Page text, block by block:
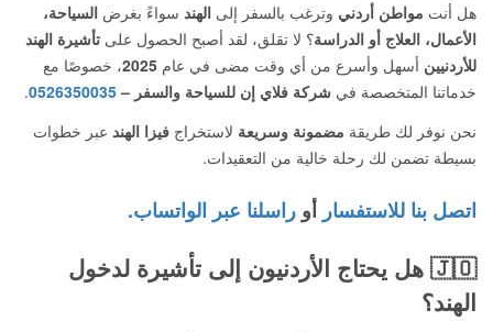
هل أنت مواطن أردني وترغب بالسفر إلى الهند سواءً بغرض السياحة،
الأعمال، العلاج أو الدراسة؟ لا تقلق، لقد أصبح الحصول على تأشيرة الهند
للأردنيين أسهل وأسرع من أي وقت مضى في عام 2025، خصوصًا مع
خدماتنا المتخصصة في شركة فلاي إن للسياحة والسفر –0526350035
.
نحن نوفر لك طريقة مضمونة وسريعة لاستخراج فيزا الهند عبر خطوات
بسيطة تضمن لك رحلة خالية من التعقيدات.
اتصل بنا للاستفسار أو راسلنا عبر الواتساب.
🇯🇴 هل يحتاج الأردنيون إلى تأشيرة لدخول
الهند؟